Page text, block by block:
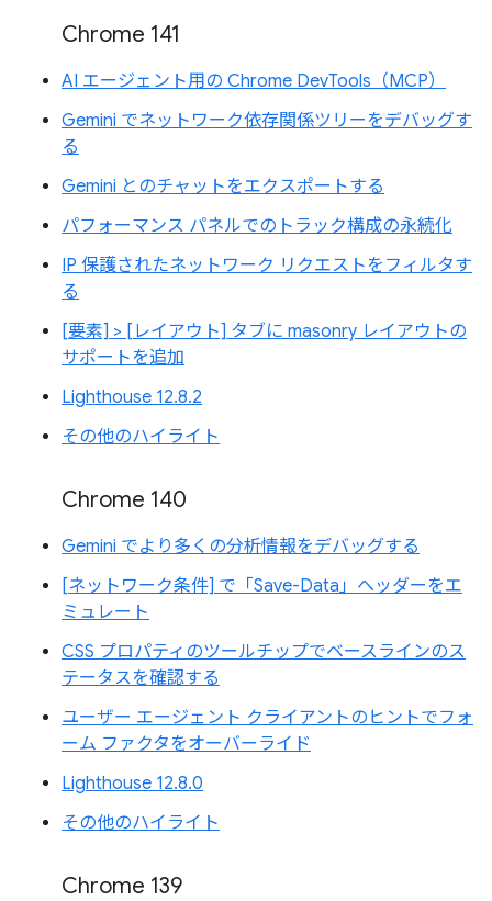
Chrome 141
AI エージェント用の Chrome DevTools（MCP）
Gemini でネットワーク依存関係ツリーをデバッグす
る
Gemini とのチャットをエクスポートする
パフォーマンス パネルでのトラック構成の永続化
IP 保護されたネットワーク リクエストをフィルタす
る
[要素] > [レイアウト] タブに masonry レイアウトの
サポートを追加
Lighthouse 12.8.2
その他のハイライト
Chrome 140
Gemini でより多くの分析情報をデバッグする
[ネットワーク条件] で「Save-Data」ヘッダーをエ
ミュレート
CSS プロパティのツールチップでベースラインのス
テータスを確認する
ユーザー エージェント クライアントのヒントでフォ
ーム ファクタをオーバーライド
Lighthouse 12.8.0
その他のハイライト
Chrome 139